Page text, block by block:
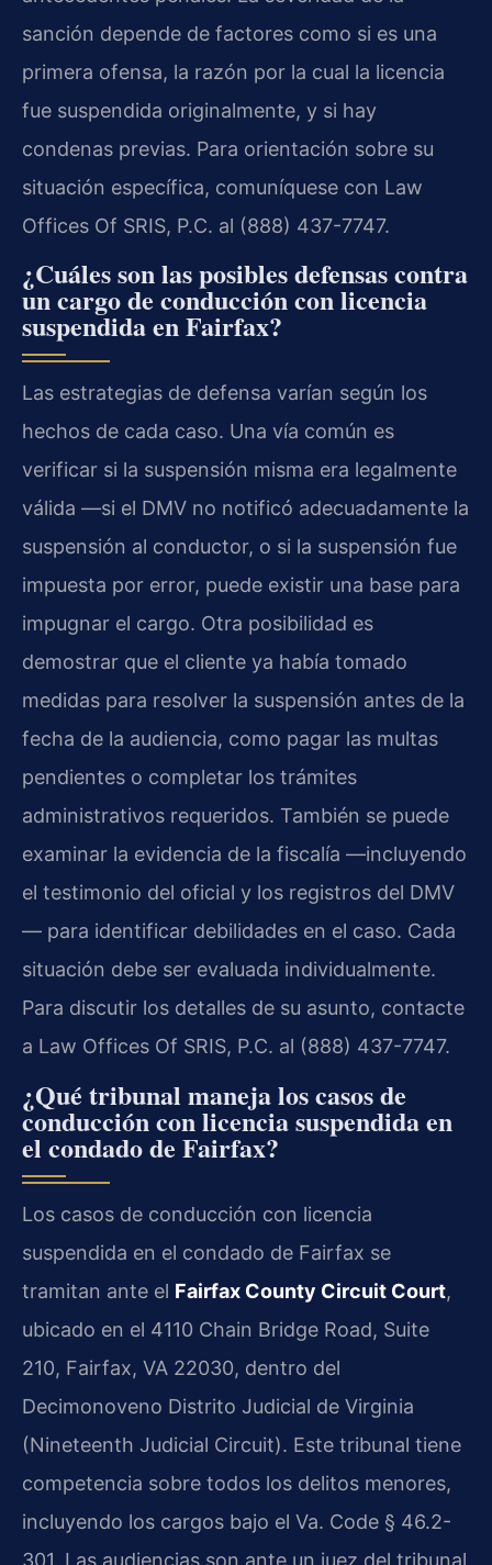
sanción depende de factores como si es una
primera ofensa, la razón por la cual la licencia
fue suspendida originalmente, y si hay
condenas previas. Para orientación sobre su
situación específica, comuníquese con Law
Offices Of SRIS, P.C. al (888) 437-7747.
¿Cuáles son las posibles defensas contra
un cargo de conducción con licencia
suspendida en Fairfax?
Las estrategias de defensa varían según los
hechos de cada caso. Una vía común es
verificar si la suspensión misma era legalmente
válida —si el DMV no notificó adecuadamente la
suspensión al conductor, o si la suspensión fue
impuesta por error, puede existir una base para
impugnar el cargo. Otra posibilidad es
demostrar que el cliente ya había tomado
medidas para resolver la suspensión antes de la
fecha de la audiencia, como pagar las multas
pendientes o completar los trámites
administrativos requeridos. También se puede
examinar la evidencia de la fiscalía —incluyendo
el testimonio del oficial y los registros del DMV
— para identificar debilidades en el caso. Cada
situación debe ser evaluada individualmente.
Para discutir los detalles de su asunto, contacte
a Law Offices Of SRIS, P.C. al (888) 437-7747.
¿Qué tribunal maneja los casos de
conducción con licencia suspendida en
el condado de Fairfax?
Los casos de conducción con licencia
suspendida en el condado de Fairfax se
tramitan ante el Fairfax County Circuit Court,
ubicado en el 4110 Chain Bridge Road, Suite
210, Fairfax, VA 22030, dentro del
Decimonoveno Distrito Judicial de Virginia
(Nineteenth Judicial Circuit). Este tribunal tiene
competencia sobre todos los delitos menores,
incluyendo los cargos bajo el Va. Code § 46.2-
301. Las audiencias son ante un juez del tribunal